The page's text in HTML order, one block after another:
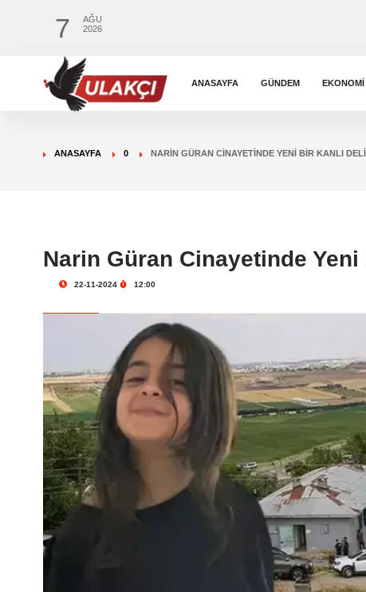
7
AĞU
2026
ANASAYFA GÜNDEM EKONOMI
ANASAYFA 0 NARIN GÜRAN CINAYETINDE YENI BIR KANLI
Narin Güran Cinayetinde
22-11-2024 12:00